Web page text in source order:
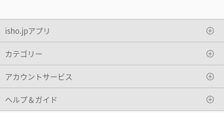
isho.jpアプリ
カテゴリー
アカウントサービス
ヘルプ＆ガイド